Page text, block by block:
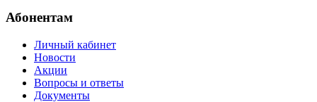
Абонентам
Личный кабинет
Новости
Акции
Вопросы и ответы
Документы